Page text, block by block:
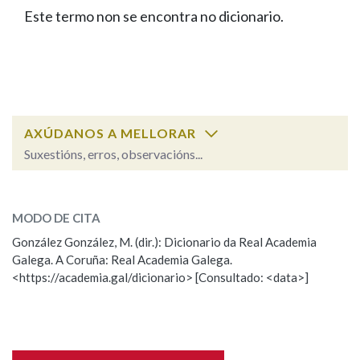
FIGURAS HOMENAXEADAS
PORTAL DAS PALABRAS
Facebook
TwitterYoutubeInstagram
Bluesky
BUSCAR NOS LEMAS
Remata por
BUSCAR NO CONTIDO
Nas definicións
Este termo non se encontra no dicionario.
AXÚDANOS A MELLORAR
Suxestións, erros, observacións...
Observación
Nome
MODO DE CITA
González González, M. (dir.): Dicionario da Real Academia
Galega. A Coruña: Real Academia Galega.
<https://academia.gal/dicionario> [Consultado: <data>]